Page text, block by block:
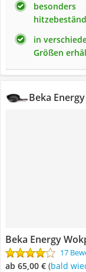
besonders
in
Größen
Beka
Beka Energy
17
ab 65,00 € ( Bald